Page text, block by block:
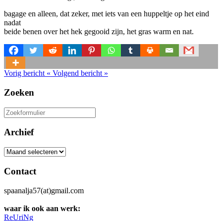
bagage en alleen, dat zeker, met iets van een huppeltje op het eind
nadat
beide benen over het hek gegooid zijn, het gras warm en nat.
Vorig bericht « Volgend bericht »
Zoeken
Zoeken
naar:
Archief
Archief
Contact
spaanalja57(at)gmail.com
waar ik ook aan werk:
ReUriNg